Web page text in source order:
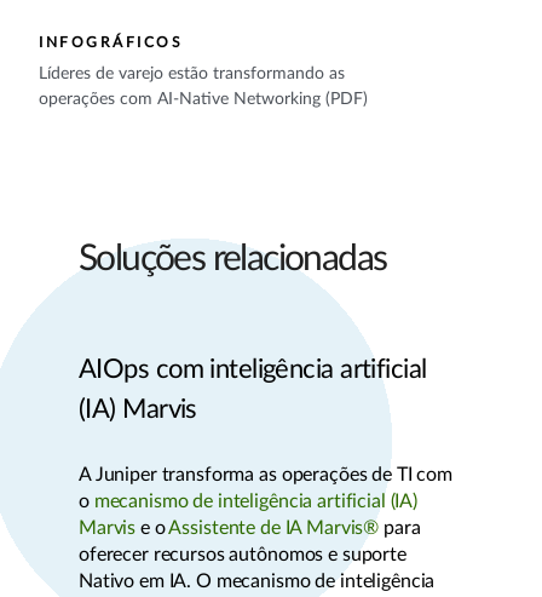
INFOGRÁFICOS
Líderes de varejo estão transformando as
operações com AI-Native Networking (PDF)
Soluções relacionadas
AIOps com inteligência artificial
(IA) Marvis
A Juniper transforma as operações de TI com
o mecanismo de inteligência artificial (IA)
Marvis e oAssistente de IA Marvis® para
oferecer recursos autônomos e suporte
Nativo em IA. O mecanismo de inteligência